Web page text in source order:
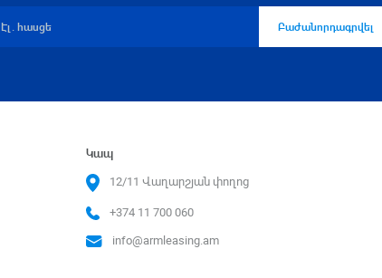
Բաժանորդագրվել
Կապ
12/11 Վաղարշյան փողոց
+374 11 700 060
info@armleasing.am